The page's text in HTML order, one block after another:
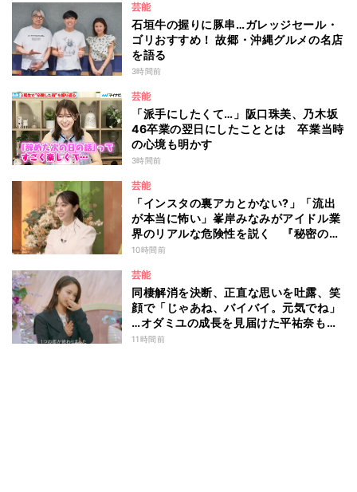
芸能
石垣牛の握りに豚串…ガレッジセール・
ゴリおすすめ！ 故郷・沖縄グルメの名店
を語る
3時間前
芸能
「派手にしたくて…」阪口珠美、乃木坂
46卒業の翌日にしたこととは 卒業当時
の心境も明かす
3時間前
芸能
「インスタの裏アカとかない?」「流出
が本当に怖い」峯岸みなみがアイドル業
界のリアルな危険性を説く 『秘密のマ
マ園』特別編
10時間前
芸能
同棲解消を決断、正直な思いを吐露、笑
顔で「じゃあね、バイバイ。元気でね」
…オダミユの成長を見届けた平祐奈も思
わず涙 『ガールオアレディ3』
11時間前